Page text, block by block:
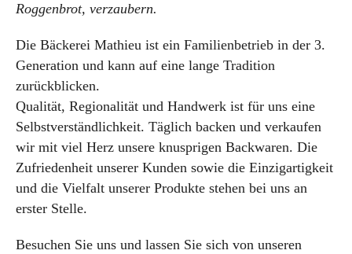
Roggenbrot, verzaubern.
Die Bäckerei Mathieu ist ein Familienbetrieb in der 3.
Generation und kann auf eine lange Tradition
zurückblicken.
Qualität, Regionalität und Handwerk ist für uns eine
Selbstverständlichkeit. Täglich backen und verkaufen
wir mit viel Herz unsere knusprigen Backwaren. Die
Zufriedenheit unserer Kunden sowie die Einzigartigkeit
und die Vielfalt unserer Produkte stehen bei uns an
erster Stelle.
Besuchen Sie uns und lassen Sie sich von unseren